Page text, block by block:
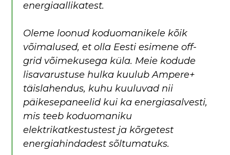
energiaallikatest.
Oleme loonud koduomanikele kõik
võimalused, et olla Eesti esimene off-
grid võimekusega küla. Meie kodude
lisavarustuse hulka kuulub Ampere+
täislahendus, kuhu kuuluvad nii
päikesepaneelid kui ka energiasalvesti,
mis teeb koduomaniku
elektrikatkestustest ja kõrgetest
energiahindadest sõltumatuks.